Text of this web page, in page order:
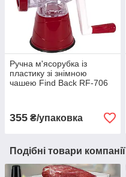
Ручна м'ясорубка із
пластику зі знімною
чашею Find Back RF-706
355 ₴/упаковка
Подібні товари компанії